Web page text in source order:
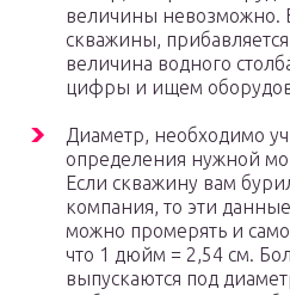
величины невозможно.
скважины,
величина водного
цифры и ищем
Диаметр, необходимо
определения нужной
Если скважину вам
компания, то эти
можно промерять и
что 1 дюйм = 2,54 см.
выпускаются под